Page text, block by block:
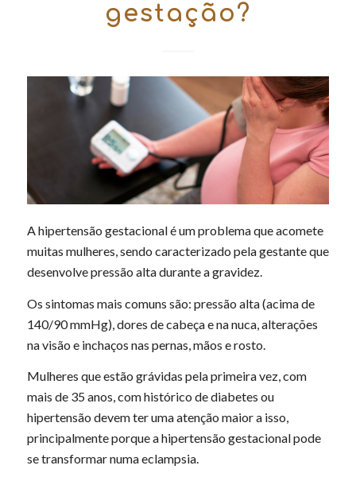
gestação?
A hipertensão gestacional é um problema que acomete
muitas mulheres, sendo caracterizado pela gestante que
desenvolve pressão alta durante a gravidez.
Os sintomas mais comuns são: pressão alta (acima de
140/90 mmHg), dores de cabeça e na nuca, alterações
na visão e inchaços nas pernas, mãos e rosto.
Mulheres que estão grávidas pela primeira vez, com
mais de 35 anos, com histórico de diabetes ou
hipertensão devem ter uma atenção maior a isso,
principalmente porque a hipertensão gestacional pode
se transformar numa eclampsia.